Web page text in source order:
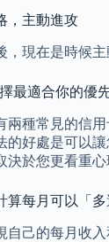
，主動進攻
，現在是時候
最適合你的優
兩種常見的信
的好處是可以
決於您更看重
算每月可以「多
自己的每月收